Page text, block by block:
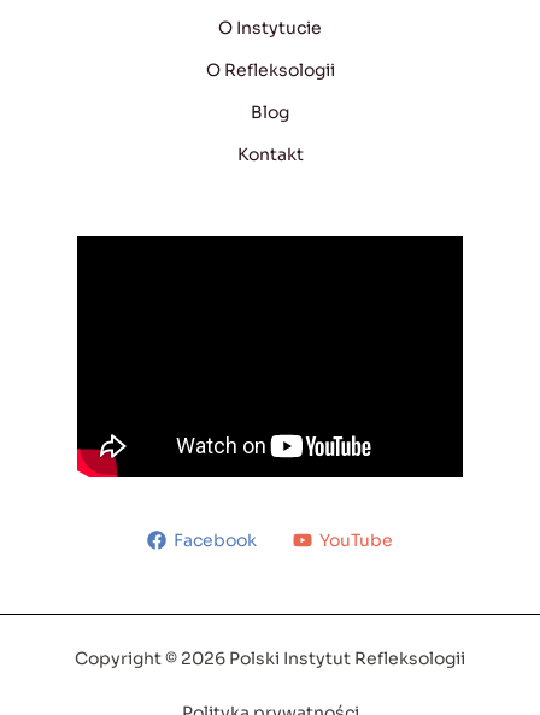
O Instytucie
O Refleksologii
Blog
Kontakt
Facebook YouTube
Copyright © 2026 Polski Instytut Refleksologii